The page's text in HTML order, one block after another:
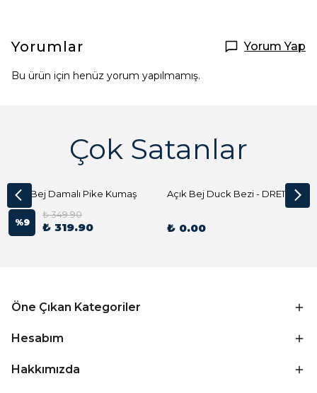
Yorumlar Yorum Yap
Bu ürün için henüz yorum yapılmamış.
Çok Satanlar
Açık Bej Damalı Pike Kumaş
%9
₺ 349.90
₺ 319.90
Açık Bej Duck Bezi - DRE1144 Kumaş Peçete
₺ 0.00
Öne Çıkan Kategoriler
Hesabım
Hakkımızda